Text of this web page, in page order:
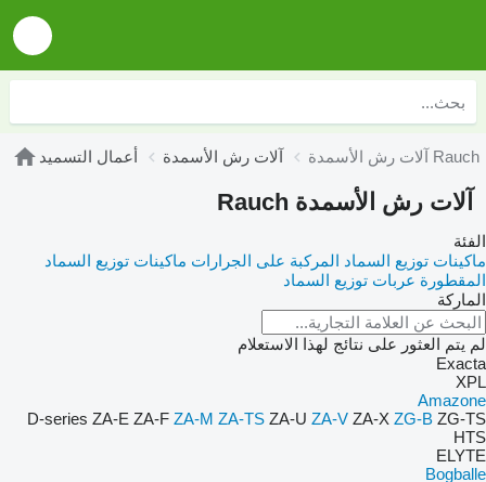
أعمال التسميد آلات رش الأسمدة آلات رش الأسمدة Rauch
آلات رش الأسمدة Rauch
الفئة
ماكينات توزيع السماد المركبة على الجرارات ماكينات توزيع السماد
المقطورة عربات توزيع السماد
الماركة
لم يتم العثور على نتائج لهذا الاستعلام
Exacta
XPL
Amazone
D-series ZA-E ZA-F ZA-M ZA-TS ZA-U ZA-V ZA-X ZG-B ZG-TS
HTS
ELYTE
Bogballe